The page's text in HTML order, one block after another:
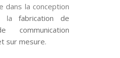
dans la conception
lafabrication de
communication
sur mesure.